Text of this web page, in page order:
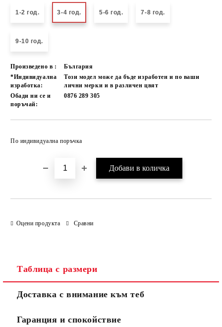
1-2 год. 3-4 год. 5-6 год. 7-8 год.
9-10 год.
Произведено в :
България
*Индивидуална
изработка:
Този модел може да бъде изработен и по ваши
лични мерки и в различен цвят
Обади ни се и
поръчай:
0876 289 305
По индивидуална поръчка
Оцени продукта Сравни
Таблица с размери
Доставка с внимание към теб
Гаранция и спокойствие